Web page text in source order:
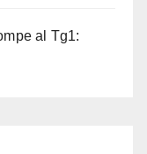
al Tg1: